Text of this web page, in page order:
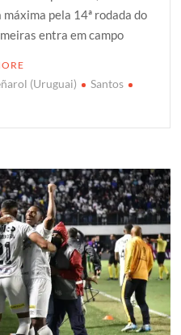
pela 14ª rodada do
entra em campo
(Uruguai)
Santos